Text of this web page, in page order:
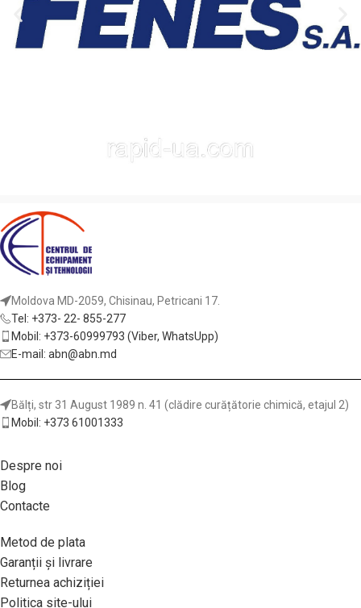
Moldova MD-2059, Chisinau, Petricani 17.
Tel: +373- 22- 855-277
Mobil: +373-60999793 (Viber, WhatsUpp)
E-mail: abn@abn.md
Bălți, str 31 August 1989 n. 41 (clădire curățătorie chimică, etajul 2)
Mobil: +373 61001333
Despre noi
Blog
Contacte
Metod de plata
Garanții și livrare
Returnea achiziției
Politica site-ului